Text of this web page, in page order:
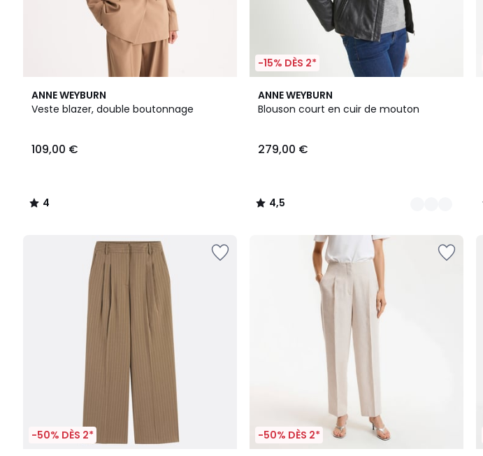
ANNE WEYBURN
Veste blazer, double boutonnage
109,00 €
4
/
4
/
-15% DÈS 2*
ANNE WEYBURN
Blouson court en cuir de mouton
279,00 €
4,5
/ 5
2
Couleurs
4,5
/
-50% DÈS 2* -50% DÈS 2*